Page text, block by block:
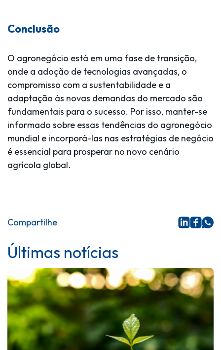
Conclusão
O agronegócio está em uma fase de transição,
onde a adoção de tecnologias avançadas, o
compromisso com a sustentabilidade e a
adaptação às novas demandas do mercado são
fundamentais para o sucesso. Por isso, manter-se
informado sobre essas tendências do agronegócio
mundial e incorporá-las nas estratégias de negócio
é essencial para prosperar no novo cenário
agrícola global.
Compartilhe
Últimas notícias